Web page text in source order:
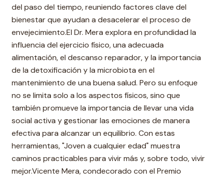
del paso del tiempo, reuniendo factores clave del
bienestar que ayudan a desacelerar el proceso de
envejecimiento.El Dr. Mera explora en profundidad la
influencia del ejercicio físico, una adecuada
alimentación, el descanso reparador, y la importancia
de la detoxificación y la microbiota en el
mantenimiento de una buena salud. Pero su enfoque
no se limita solo a los aspectos físicos, sino que
también promueve la importancia de llevar una vida
social activa y gestionar las emociones de manera
efectiva para alcanzar un equilibrio. Con estas
herramientas, "Joven a cualquier edad" muestra
caminos practicables para vivir más y, sobre todo, vivir
mejor.Vicente Mera, condecorado con el Premio